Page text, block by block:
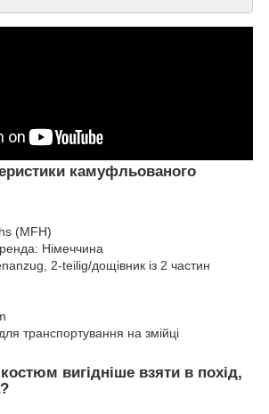
камуфльованого
(MFH)
Німеччина
2-teilig/дощівник із 2 частин
транспортування на змійці
вигідніше взяти в похід,